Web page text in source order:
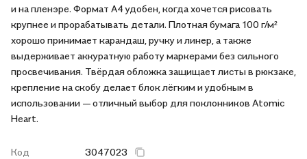
и на пленэре. Формат А4 удобен, когда хочется рисовать
крупнее и прорабатывать детали. Плотная бумага 100 г/м²
хорошо принимает карандаш, ручку и линер, а также
выдерживает аккуратную работу маркерами без сильного
просвечивания. Твёрдая обложка защищает листы в рюкзаке,
крепление на скобу делает блок лёгким и удобным в
использовании — отличный выбор для поклонников Atomic
Heart.
Код
3047023